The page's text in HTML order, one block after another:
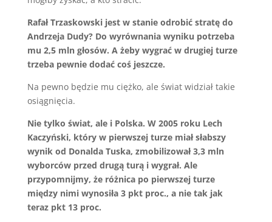
Rafał Trzaskowski jest w stanie odrobić stratę do
Andrzeja Dudy? Do wyrównania wyniku potrzeba
mu 2,5 mln głosów. A żeby wygrać w drugiej turze
trzeba pewnie dodać coś jeszcze.
Na pewno będzie mu ciężko, ale świat widział takie
osiągnięcia.
Nie tylko świat, ale i Polska. W 2005 roku Lech
Kaczyński, który w pierwszej turze miał słabszy
wynik od Donalda Tuska, zmobilizował 3,3 mln
wyborców przed drugą turą i wygrał. Ale
przypomnijmy, że różnica po pierwszej turze
między nimi wynosiła 3 pkt proc., a nie tak jak
teraz pkt 13 proc.